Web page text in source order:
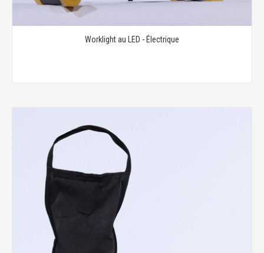
Worklight au LED - Électrique